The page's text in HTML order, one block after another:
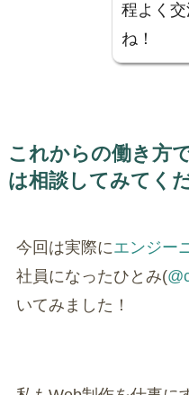
程よく
ね！
これからの働き方
は相談してみてく
今回は実際にエンジー
社員になったひとみ(
いてみました！